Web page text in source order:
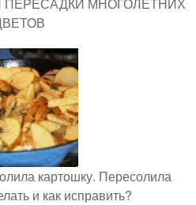
картошку. Пересолила
и как исправить?